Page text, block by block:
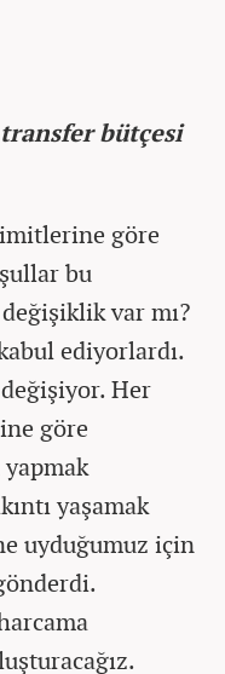
bütçesi
göre
bu
var mı?
ediyorlardı.
Her
göre
yaşamak
uyduğumuz için